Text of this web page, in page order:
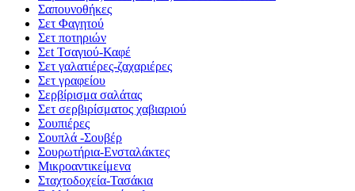
Σαπουνοθήκες
Σετ Φαγητού
Σετ ποτηριών
Σεt Τσαγιού-Καφέ
Σετ γαλατιέρες-ζαχαριέρες
Σετ γραφείου
Σερβίρισμα σαλάτας
Σετ σερβιρίσματος χαβιαριού
Σουπιέρες
Σουπλά -Σουβέρ
Σουρωτήρια-Ενσταλάκτες
Μικροαντικείμενα
Σταχτοδοχεία-Τασάκια